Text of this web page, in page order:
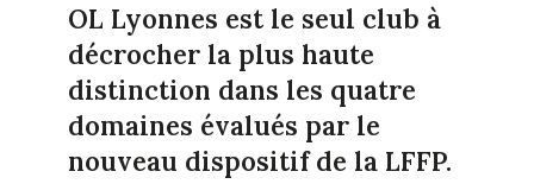
OL Lyonnes est le seul club à
décrocher la plus haute
distinction dans les quatre
domaines évalués par le
nouveau dispositif de la LFFP.